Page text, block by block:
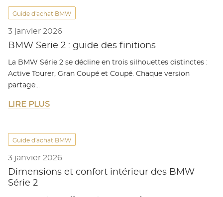
Guide d'achat BMW
3 janvier 2026
BMW Serie 2 : guide des finitions
La BMW Série 2 se décline en trois silhouettes distinctes :
Active Tourer, Gran Coupé et Coupé. Chaque version
partage…
LIRE PLUS
Guide d'achat BMW
3 janvier 2026
Dimensions et confort intérieur des BMW
Série 2